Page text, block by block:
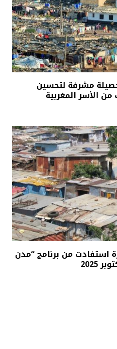
مشرفة لتحسين
الأسر المغربية
ألف أسرة استفادت من برنامج “مدن